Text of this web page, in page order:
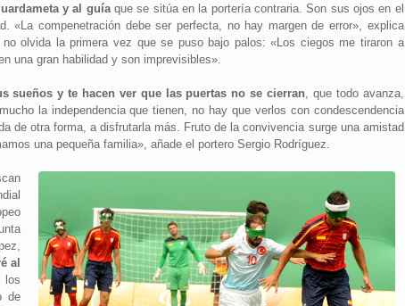
y al guíaque se sitúa en la portería contraria. Son sus ojos en el
«La compenetración debe ser perfecta, no hay margen de error», explica
olvida la primera vez que se puso bajo palos: «Los ciegos me tiraron a
una gran habilidad y son imprevisibles».
sueños y te hacen ver que las puertas no se cierran, que todo avanza,
la independencia que tienen, no hay que verlos con condescendencia
de otra forma, a disfrutarla más. Fruto de la convivencia surge una amistad
una pequeña familia», añade el portero Sergio Rodríguez.
al
los
de